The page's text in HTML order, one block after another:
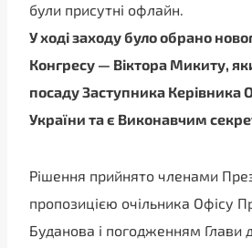
були присутні офлайн.
У ході заходу було обрано
Конгресу — Віктора Микиту,
посаду Заступника Керівника
України та є Виконавчим
Рішення прийнято членами
пропозицією очільника Офісу
Буданова і погодженням Глави